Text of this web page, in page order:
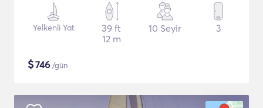
Yelkenli Yat
39 ft
12 m
10 Seyir 3
$746 /gün